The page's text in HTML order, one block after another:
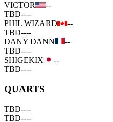
VICTOR
--
TBD----
PHIL WIZARD
--
TBD----
DANY DANN
--
TBD----
SHIGEKIX
--
TBD----
QUARTS
TBD----
TBD----